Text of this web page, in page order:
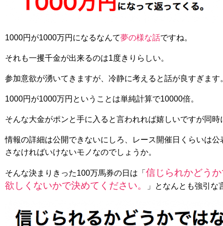
1000円が1000万円になるなんて夢の様な話ですね。
それも一攫千金が出来るのは1度きりらしい。
参加意欲が湧いてきますが、冷静に考えると話が良すぎます
1000円が1000万円ということは単純計算で10000倍。
そんな大金がポンと手に入ると言われれば嬉しいですが同
情報の詳細は公開できないにしろ、レース開催日くらいは
さなければいけないモノなのでしょうか。
そんな決まりきった100万馬券の日は「 信じられかどう
欲しくないかで決めてください。
」となんとも強引な